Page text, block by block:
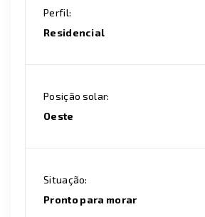
Perfil:
Residencial
Posição solar:
Oeste
Situação:
Pronto para morar